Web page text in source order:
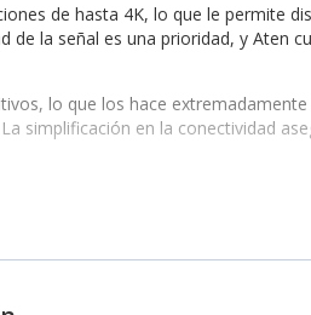
de hasta 4K, lo que le permite
la señal es una prioridad, y Aten
lo que los hace
simplificación en la conectividad